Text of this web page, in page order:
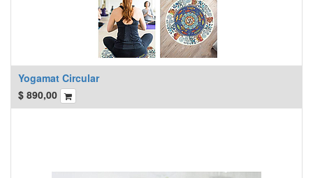
Yogamat Circular
$ 890,00